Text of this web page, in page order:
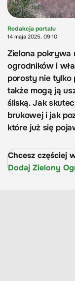
Redakcja portalu
14 maja 2025, 09:10
Zielona pokrywa
ogrodników i
porosty nie tylko
także mogą ją
śliską. Jak
brukowej i jak
które już się
Chcesz częściej
Dodaj Zielony